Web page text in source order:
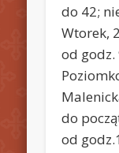
do 42;
Wtorek,
od godz.
do
od